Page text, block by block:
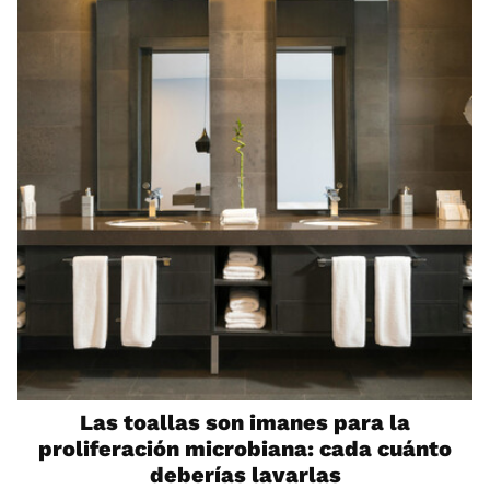
Las toallas son imanes para la
proliferación microbiana: cada cuánto
deberías lavarlas